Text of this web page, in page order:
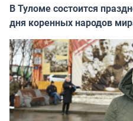
В Туломе состоится
дня коренных народов